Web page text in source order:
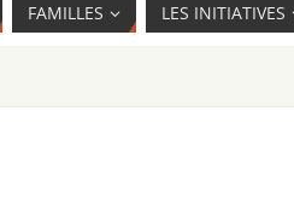
FAMILLES LES INITIATIVES